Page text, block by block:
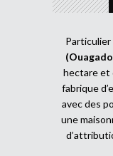
hectare et
fabrique
avec des
une